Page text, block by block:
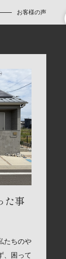
お客様の声
た事
たちのや
、困って